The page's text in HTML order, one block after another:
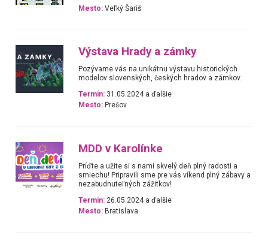
Mesto: Veľký Šariš
Výstava Hrady a zámky
Pozývame vás na unikátnu výstavu historických
modelov slovenských, českých hradov a zámkov.
Termín: 31.05.2024 a ďalšie
Mesto: Prešov
MDD v Karolínke
Príďte a užite si s nami skvelý deň plný radosti a
smiechu! Pripravili sme pre vás víkend plný zábavy a
nezabudnuteľných zážitkov!
Termín: 26.05.2024 a ďalšie
Mesto: Bratislava